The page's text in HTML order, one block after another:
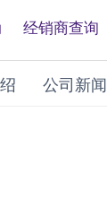
经销商查询
公司新闻